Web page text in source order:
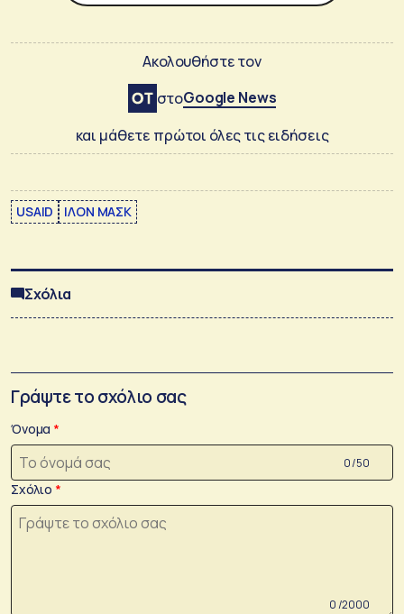
Ακολουθήστε τον
στοGoogle News
και μάθετε πρώτοι όλες τις ειδήσεις
USAID ΙΛΟΝ ΜΑΣΚ
Σχόλια
Γράψτε το σχόλιο σας
Όνομα
0 /50
Σχόλιο
0 /2000